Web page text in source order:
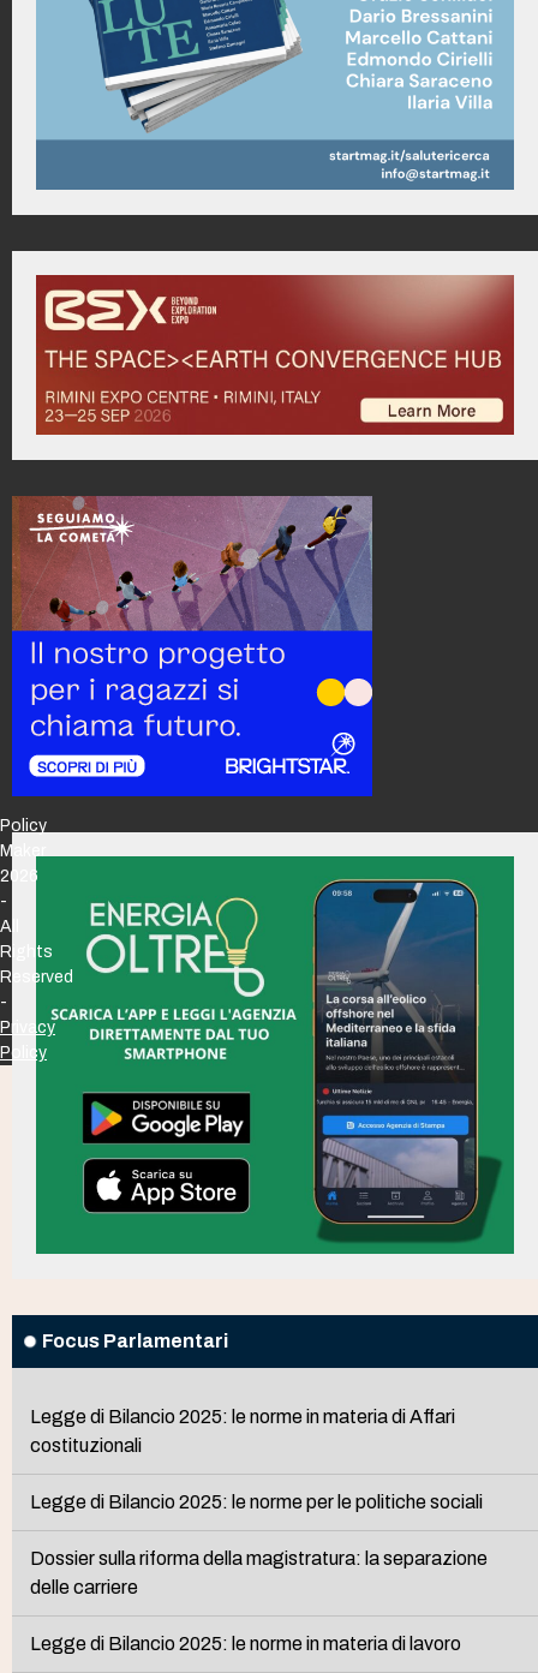
Focus Parlamentari
Legge di Bilancio 2025: le norme in materia di Affari
costituzionali
Legge di Bilancio 2025: le norme per le politiche sociali
Dossier sulla riforma della magistratura: la separazione
delle carriere
Legge di Bilancio 2025: le norme in materia di lavoro
Policy
Maker
2026
-
All
Rights
Reserved
-
Privacy
Policy